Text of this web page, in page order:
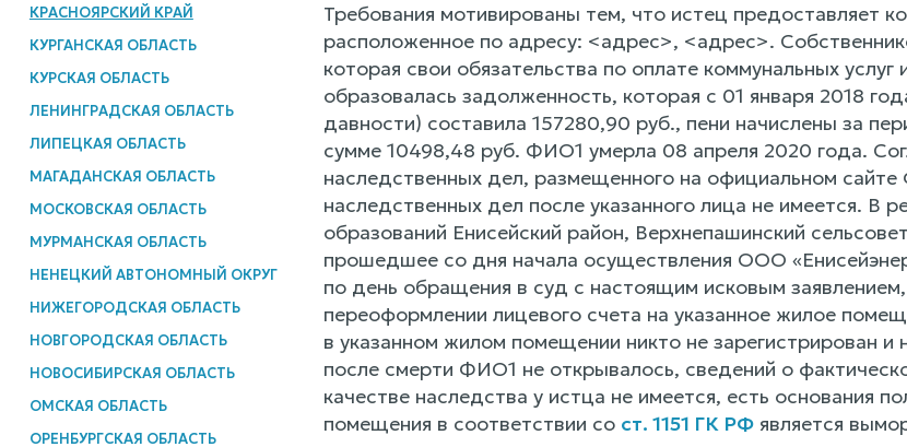
КРАСНОЯРСКИЙ КРАЙ
КУРГАНСКАЯ ОБЛАСТЬ
КУРСКАЯ ОБЛАСТЬ
ЛЕНИНГРАДСКАЯ ОБЛАСТЬ
ЛИПЕЦКАЯ ОБЛАСТЬ
МАГАДАНСКАЯ ОБЛАСТЬ
МОСКОВСКАЯ ОБЛАСТЬ
МУРМАНСКАЯ ОБЛАСТЬ
НЕНЕЦКИЙ АВТОНОМНЫЙ ОКРУГ
НИЖЕГОРОДСКАЯ ОБЛАСТЬ
НОВГОРОДСКАЯ ОБЛАСТЬ
НОВОСИБИРСКАЯ ОБЛАСТЬ
ОМСКАЯ ОБЛАСТЬ
ОРЕНБУРГСКАЯ ОБЛАСТЬ
Требования мотивированы тем, что истец предоставляет
расположенное по адресу: <адрес>, <адрес>.
которая свои обязательства по оплате коммунальных
образовалась задолженность, которая с 01 января 2018
давности) составила 157280,90 руб., пени начислены за
сумме 10498,48 руб. ФИО1 умерла 08 апреля 2020 года.
наследственных дел, размещенного на официальном
наследственных дел после указанного лица не имеется. В
образований Енисейский район, Верхнепашинский
прошедшее со дня начала осуществления ООО
по день обращения в суд с настоящим исковым
переоформлении лицевого счета на указанное жилое
в указанном жилом помещении никто не зарегистрирован
после смерти ФИО1 не открывалось, сведений о
качестве наследства у истца не имеется, есть основания
помещения в соответствии со ст. 1151 ГК РФявляется